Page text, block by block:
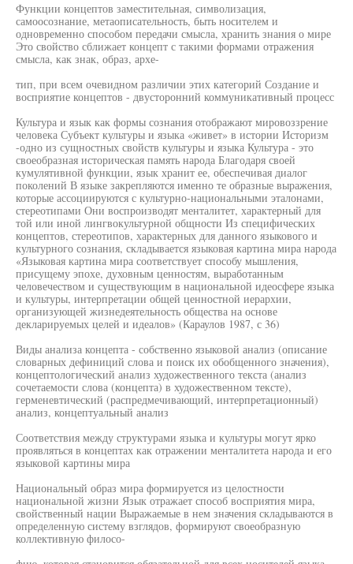
Функции концептов заместительная, символизация,
самоосознание, метаописательность, быть носителем и
одновременно способом передачи смысла, хранить знания о мире
Это свойство сближает концепт с такими формами отражения
смысла, как знак, образ, архе-
тип, при всем очевидном различии этих категорий Создание и
восприятие концептов - двусторонний коммуникативный процесс
Культура и язык как формы сознания отображают мировоззрение
человека Субъект культуры и языка «живет» в истории Историзм
-одно из сущностных свойств культуры и языка Культура - это
своеобразная историческая память народа Благодаря своей
кумулятивной функции, язык хранит ее, обеспечивая диалог
поколений В языке закрепляются именно те образные выражения,
которые ассоциируются с культурно-национальными эталонами,
стереотипами Они воспроизводят менталитет, характерный для
той или иной лингвокультурной общности Из специфических
концептов, стереотипов, характерных для данного языкового и
культурного сознания, складывается языковая картина мира народа
«Языковая картина мира соответствует способу мышления,
присущему эпохе, духовным ценностям, выработанным
человечеством и существующим в национальной идеосфере языка
и культуры, интерпретации общей ценностной иерархии,
организующей жизнедеятельность общества на основе
декларируемых целей и идеалов» (Караулов 1987, с 36)
Виды анализа концепта - собственно языковой анализ (описание
словарных дефиниций слова и поиск их обобщенного значения),
концептологический анализ художественного текста (анализ
сочетаемости слова (концепта) в художественном тексте),
герменевтический (распредмечивающий, интерпретационный)
анализ, концептуальный анализ
Соответствия между структурами языка и культуры могут ярко
проявляться в концептах как отражении менталитета народа и его
языковой картины мира
Национальный образ мира формируется из целостности
национальной жизни Язык отражает способ восприятия мира,
свойственный нации Выражаемые в нем значения складываются в
определенную систему взглядов, формируют своеобразную
коллективную филосо-